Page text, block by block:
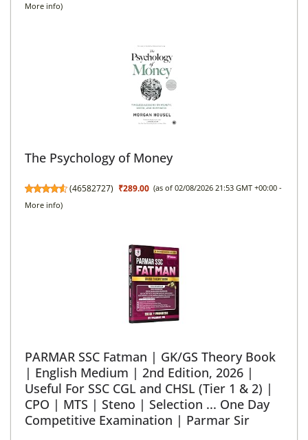
More info)
The Psychology of Money
(46582727) ₹289.00 (as of 02/08/2026 21:53 GMT +00:00 -
More info)
PARMAR SSC Fatman | GK/GS Theory Book
| English Medium | 2nd Edition, 2026 |
Useful For SSC CGL and CHSL (Tier 1 & 2) |
CPO | MTS | Steno | Selection ... One Day
Competitive Examination | Parmar Sir